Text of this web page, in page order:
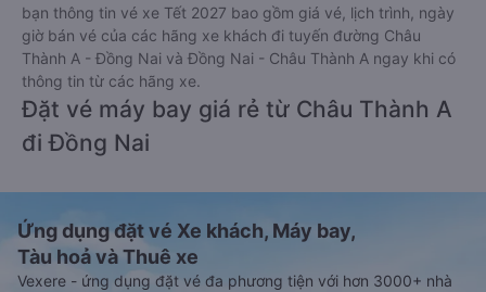
bạn thông tin vé xe Tết 2027 bao gồm giá vé, lịch trình, ngày
giờ bán vé của các hãng xe khách đi tuyến đường Châu
Thành A - Đồng Nai và Đồng Nai - Châu Thành A ngay khi có
thông tin từ các hãng xe.
Đặt vé máy bay giá rẻ từ Châu Thành A
đi Đồng Nai
Ứng dụng đặt vé Xe khách, Máy bay,
Tàu hoả và Thuê xe
Vexere - ứng dụng đặt vé đa phương tiện với hơn 3000+ nhà